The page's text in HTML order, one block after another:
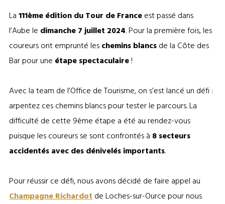
La111ème édition du Tour de Franceest passé dans
l’Aube le dimanche 7 juillet 2024. Pour la première fois, les
coureurs ont emprunté leschemins blancsde la Côte des
Bar pour une étape spectaculaire!
Avec la team de l’Office de Tourisme, on s’est lancé un défi :
arpentez ces chemins blancs pour tester le parcours. La
difficulté de cette 9ème étape a été au rendez-vous
puisque les coureurs se sont confrontés à 8 secteurs
accidentés avec des dénivelés importants.
Pour réussir ce défi, nous avons décidé de faire appel au
Champagne Richardotde Loches-sur-Ource pour nous